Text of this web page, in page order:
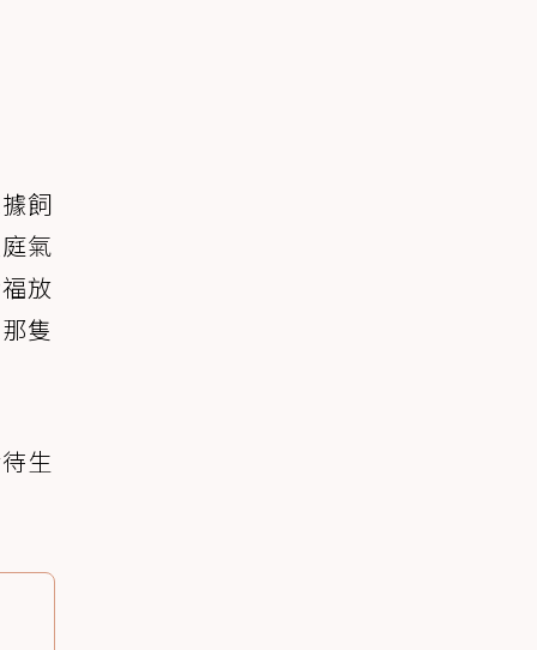
飼
氣
放
隻
生